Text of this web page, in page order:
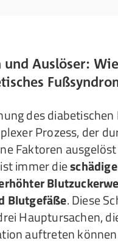
und Auslöser:
des
Prozess, der
Faktoren
immer die
Blutgefäße. Diese
Hauptursachen,
auftreten